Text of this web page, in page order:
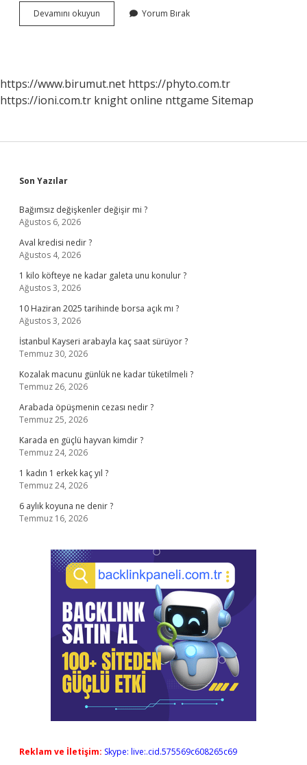
Devamını okuyun
Ne
Yorum Bırak
https://www.birumut.net https://phyto.com.tr
https://ioni.com.tr knight online nttgame Sitemap
Sidebar
Son Yazılar
Bağımsız değişkenler değişir mi ?
Ağustos 6, 2026
Aval kredisi nedir ?
Ağustos 4, 2026
1 kilo köfteye ne kadar galeta unu konulur ?
Ağustos 3, 2026
10 Haziran 2025 tarihinde borsa açık mı ?
Ağustos 3, 2026
İstanbul Kayseri arabayla kaç saat sürüyor ?
Temmuz 30, 2026
Kozalak macunu günlük ne kadar tüketilmeli ?
Temmuz 26, 2026
Arabada öpüşmenin cezası nedir ?
Temmuz 25, 2026
Karada en güçlü hayvan kimdir ?
Temmuz 24, 2026
1 kadın 1 erkek kaç yıl ?
Temmuz 24, 2026
6 aylık koyuna ne denir ?
Temmuz 16, 2026
Reklam ve İletişim: Skype: live:.cid.575569c608265c69